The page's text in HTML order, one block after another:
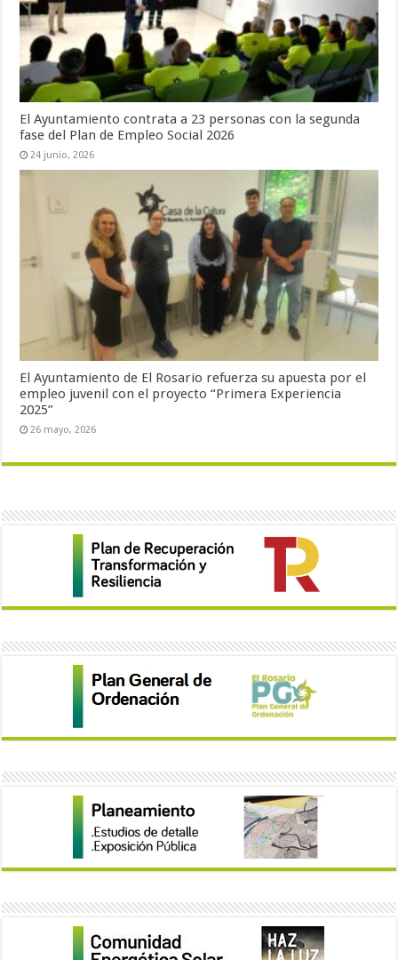
El Ayuntamiento contrata a 23 personas con la segunda
fase del Plan de Empleo Social 2026
24 junio, 2026
El Ayuntamiento de El Rosario refuerza su apuesta por el
empleo juvenil con el proyecto “Primera Experiencia
2025”
26 mayo, 2026